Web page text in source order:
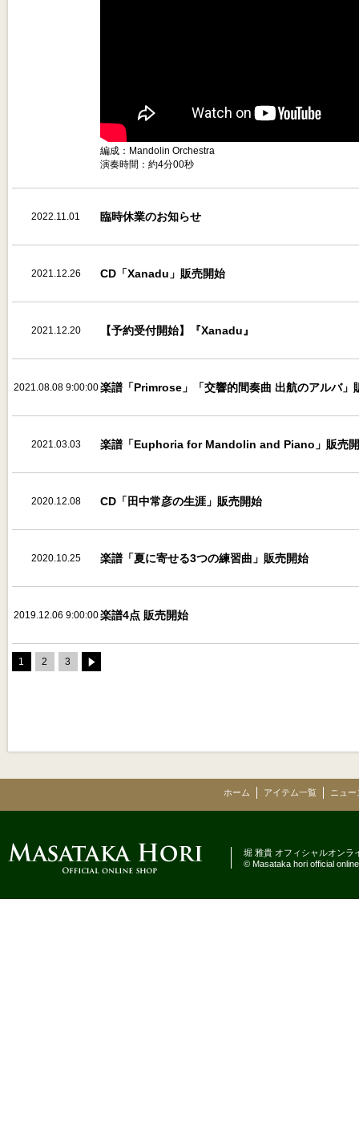
編成：Mandolin Orchestra
演奏時間：約4分00秒
2022.11.01 臨時休業のお知らせ
2021.12.26 CD「Xanadu」販売開始
2021.12.20 【予約受付開始】『Xanadu』
2021.08.08 9:00:00楽譜「Primrose」「交響的間奏曲 出航のアルバ」
2021.03.03 楽譜「Euphoria for Mandolin and Piano」販売
2020.12.08 CD「田中常彦の生涯」販売開始
2020.10.25 楽譜「夏に寄せる3つの練習曲」販売開始
2019.12.06 9:00:00楽譜4点 販売開始
1 2 3
ホーム アイテム一覧 ニュ
堀 雅貴 オフィシャルオンラ
© Masataka hori official